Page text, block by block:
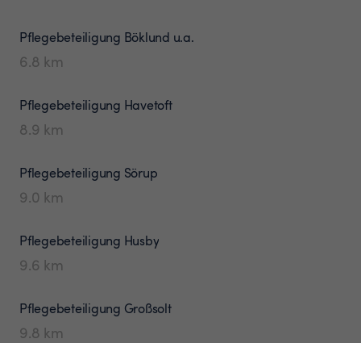
Pflegebeteiligung Böklund u.a.
6.8 km
Pflegebeteiligung Havetoft
8.9 km
Pflegebeteiligung Sörup
9.0 km
Pflegebeteiligung Husby
9.6 km
Pflegebeteiligung Großsolt
9.8 km